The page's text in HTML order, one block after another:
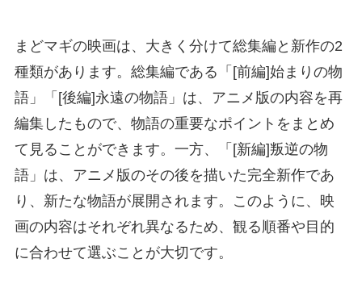
まどマギの映画は、大きく分けて総集編と新作の2
種類があります。総集編である「[前編]始まりの物
語」「[後編]永遠の物語」は、アニメ版の内容を再
編集したもので、物語の重要なポイントをまとめ
て見ることができます。一方、「[新編]叛逆の物
語」は、アニメ版のその後を描いた完全新作であ
り、新たな物語が展開されます。このように、映
画の内容はそれぞれ異なるため、観る順番や目的
に合わせて選ぶことが大切です。